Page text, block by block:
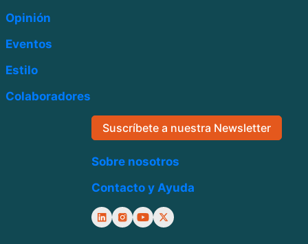
Opinión
Eventos
Estilo
Colaboradores
Suscríbete a nuestra Newsletter
Sobre nosotros
Contacto y Ayuda